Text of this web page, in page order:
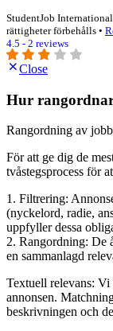
StudentJob
rättigheter förbehålls •
4.5 - 2 reviews
Close
Hur
Rangordning av
För att ge dig de
tvåstegsprocess för
1. Filtrering:
(nyckelord, radie,
uppfyller dessa
2. Rangordning: De
en sammanlagd
Textuell relevans:
annonsen.
beskrivningen och